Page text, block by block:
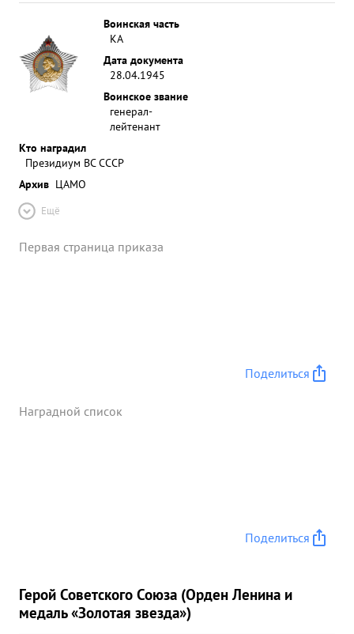
Воинская часть
КА
Дата документа
28.04.1945
Воинское звание
генерал-
лейтенант
Кто наградил
Президиум ВС СССР
Архив ЦАМО
Ещё
Первая страница приказа
Поделиться
Наградной список
Поделиться
Герой Советского Союза (Орден Ленина и
медаль «Золотая звезда»)